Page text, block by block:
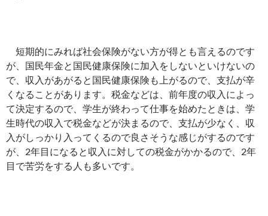
短期的にみれば社会保険がない方が得とも言えるのです
が、国民年金と国民健康保険に加入をしないといけないの
で、収入があがると国民健康保険も上がるので、支払が辛
くなることがあります。税金などは、前年度の収入によっ
て決定するので、学生が終わって仕事を始めたときは、学
生時代の収入で税金などが決まるので、支払が少なく、収
入がしっかり入ってくるので良さそうな感じがするのです
が、2年目になると収入に対しての税金がかかるので、2年
目で苦労をする人も多いです。